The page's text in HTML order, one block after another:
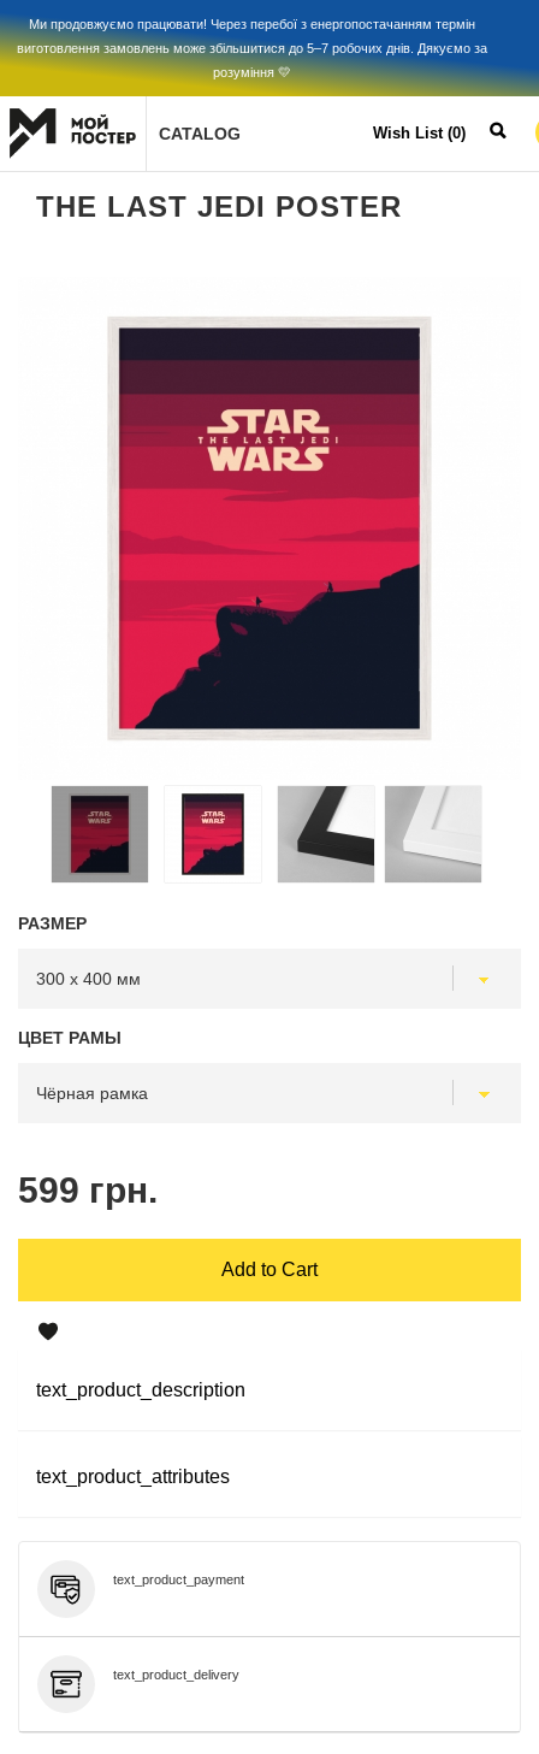
Ми продовжуємо працювати! Через перебої з енергопостачанням термін
виготовлення замовлень може збільшитися до 5–7 робочих днів. Дякуємо за
розуміння 💛
CATALOG Wish List (0)
THE LAST JEDI POSTER
РАЗМЕР
ЦВЕТ РАМЫ
599 грн.
Add to Cart
text_product_description
text_product_attributes
text_product_payment
text_product_delivery